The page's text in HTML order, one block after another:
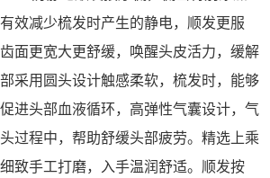
效减少梳发时产生的静电，顺发更服
面更宽大更舒缓，唤醒头皮活力，缓解
采用圆头设计触感柔软，梳发时，能够
进头部血液循环，高弹性气囊设计，气
过程中，帮助舒缓头部疲劳。精选上乘
致手工打磨，入手温润舒适。顺发按